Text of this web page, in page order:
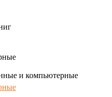
и компьютерные